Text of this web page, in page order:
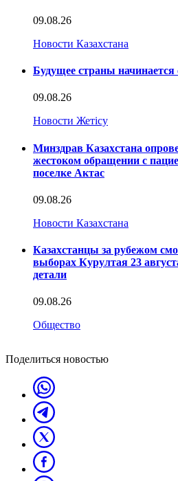
09.08.26
Новости Казахстана
Будущее страны
09.08.26
Новости Жетісу
Минздрав Казахстана
жестоком обращении с
поселке Актас
09.08.26
Новости Казахстана
Казахстанцы за рубежом
выборах Курултая 23
детали
09.08.26
Общество
Поделиться новостью